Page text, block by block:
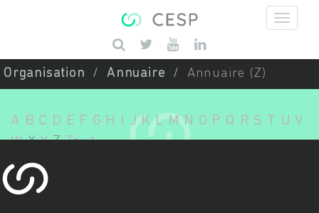
Saisissez vos mots-clés
Organisation Annuaire Annuaire (Z)
A B C D E F G H J K L M N O P Q R S T U V
W X Y Z Tout